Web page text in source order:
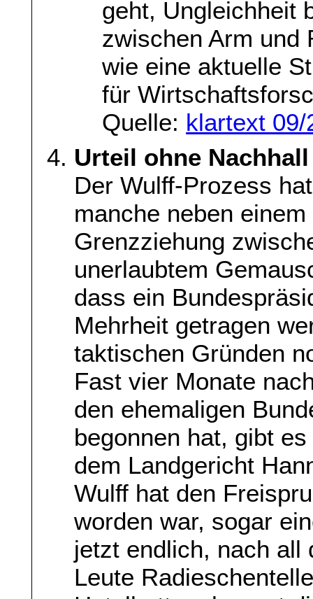
geht, Ungleichheit
zwischen Arm und
wie eine aktuelle
für
Quelle: klartext 09/
Urteil ohne Nachhall
Der Wulff-Prozess
manche neben
Grenzziehung
unerlaubtem
dass ein
Mehrheit getragen
taktischen Gründen
Fast vier Monate
den ehemaligen
begonnen hat, gibt
dem Landgericht
Wulff hat den
worden war, sogar
jetzt endlich, nach all
Leute